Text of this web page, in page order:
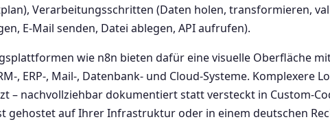
Verarbeitungsschritten (Daten holen, transformieren,
E-Mail senden, Datei ablegen, API aufrufen).
wie n8n bieten dafür eine visuelle Oberfläche
, ERP-, Mail-, Datenbank- und Cloud-Systeme. Komplexere
– nachvollziehbar dokumentiert statt versteckt in Custom-
gehostet auf Ihrer Infrastruktur oder in einem deutschen